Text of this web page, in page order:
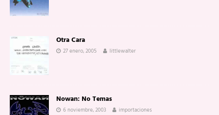
Otra Cara
27 enero, 2005 littlewalter
Nowan: No Temas
6 noviembre, 2003 importaciones